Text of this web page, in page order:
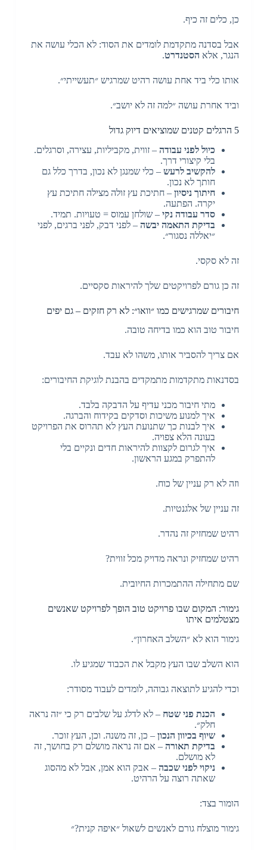
כן, כלים זה כיף.
אבל בסדנה מתקדמת לומדים את הסוד: לא הכלי עושה את
הנגר, אלא הסטנדרט.
אותו כלי ביד אחת עושה רהיט שמרגיש ״תעשייתי״.
וביד אחרת עושה ״למה זה לא יושב״.
5 הרגלים קטנים שמוציאים דיוק גדול
כיול לפני עבודה– זווית, מקביליות, עצירה, וסרגלים.
בלי קיצורי דרך.
להקשיב לרעש– כלי שמנגן לא נכון, בדרך כלל גם
חותך לא נכון.
חיתוך ניסיון– חתיכת עץ זולה מצילה חתיכת עץ
יקרה. הפתעה.
סדר עבודה נקי– שולחן עמוס = טעויות. תמיד.
בדיקת התאמה יבשה– לפני דבק, לפני ברגים, לפני
״יאללה נסגור״.
זה לא סקסי.
זה כן גורם לפרויקטים שלך להיראות סקסיים.
חיבורים שמרגישים כמו ״וואו״: לא רק חזקים – גם יפים
חיבור טוב הוא כמו בדיחה טובה.
אם צריך להסביר אותו, משהו לא עבד.
בסדנאות מתקדמות מתמקדים בהבנת לוגיקת החיבורים:
מתי חיבור מכני עדיף על הדבקה בלבד.
איך למנוע משיכות וסדקים בקידוח והברגה.
איך לבנות כך שתנועת העץ לא תהרוס את הפרויקט
בעונה הלא צפויה.
איך לגרום לקצוות להיראות חדים ונקיים בלי
להתפרק במגע הראשון.
וזה לא רק עניין של כוח.
זה עניין של אלגנטיות.
רהיט שמחזיק זה נהדר.
רהיט שמחזיק ונראה מדויק מכל זווית?
שם מתחילה ההתמכרות החיובית.
גימור: המקום שבו פרויקט טוב הופך לפרויקט שאנשים
מצטלמים איתו
גימור הוא לא ״השלב האחרון״.
הוא השלב שבו העץ מקבל את הכבוד שמגיע לו.
וכדי להגיע לתוצאה גבוהה, לומדים לעבוד מסודר:
הכנת פני שטח – לא לדלג על שלבים רק כי ״זה נראה
חלק״.
שיוף בכיוון הנכון– כן, זה משנה. וכן, העץ זוכר.
בדיקת תאורה– אם זה נראה מושלם רק בחושך, זה
לא מושלם.
ניקוי לפני שכבה– אבק הוא אמן, אבל לא מהסוג
שאתה רוצה על הרהיט.
הומור בצד:
גימור מוצלח גורם לאנשים לשאול ״איפה קנית?״